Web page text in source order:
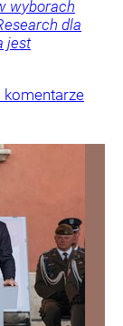
wyborach
dla
jest
komentarze